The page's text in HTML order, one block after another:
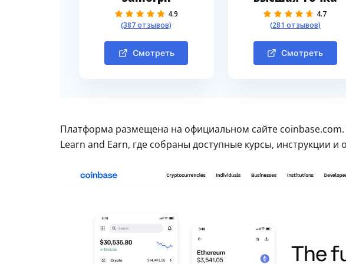
4.9
(387 отзывов)
Смотреть
4.7
(281 отзывов)
Смотреть
Платформа размещена на официальном сайте
Learn and Earn, где собраны доступные курсы, инструкции и